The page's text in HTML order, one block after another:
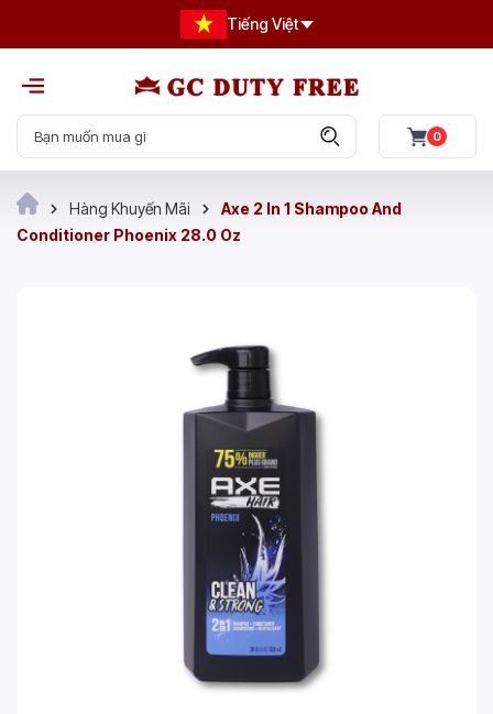
Tiếng Việt
0
Hàng Khuyến Mãi
Axe 2 In 1 Shampoo And
Conditioner Phoenix 28.0 Oz